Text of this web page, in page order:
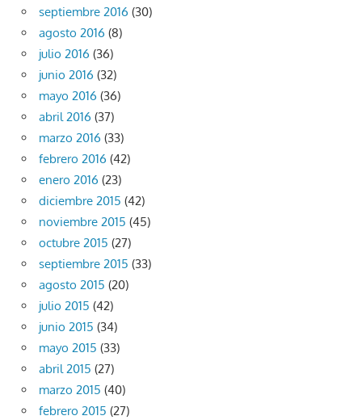
septiembre 2016 (30)
agosto 2016 (8)
julio 2016 (36)
junio 2016 (32)
mayo 2016 (36)
abril 2016 (37)
marzo 2016 (33)
febrero 2016 (42)
enero 2016 (23)
diciembre 2015 (42)
noviembre 2015 (45)
octubre 2015 (27)
septiembre 2015 (33)
agosto 2015 (20)
julio 2015 (42)
junio 2015 (34)
mayo 2015 (33)
abril 2015 (27)
marzo 2015 (40)
febrero 2015 (27)